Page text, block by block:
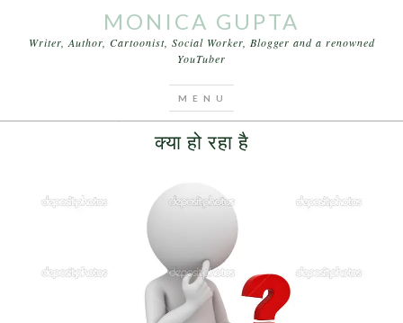
MONICA GUPTA
Writer, Author, Cartoonist, Social Worker, Blogger and a renowned
YouTuber
क्या हो रहा है